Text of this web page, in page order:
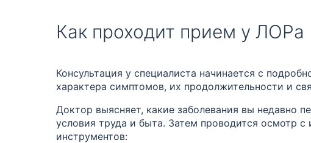
Как проходит прием у ЛОРа
Консультация у специалиста начинается с
характера симптомов, их продолжительности и
Доктор выясняет, какие заболевания вы недавно
условия труда и быта. Затем проводится осмотр с
инструментов: